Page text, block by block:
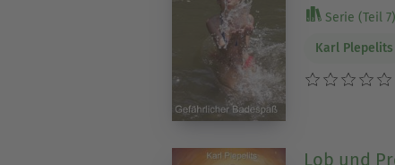
Serie (Teil 7)
Karl Plepelits
Lob und